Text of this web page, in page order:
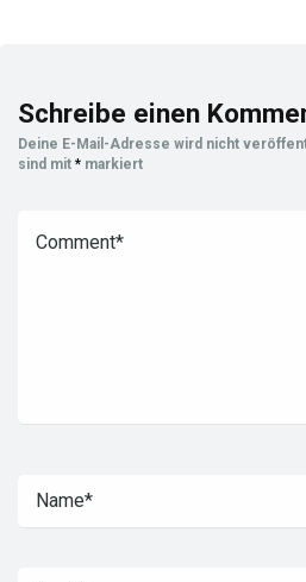
Schreibe einen
Deine E-Mail-Adresse wird nicht
sind mit * markiert